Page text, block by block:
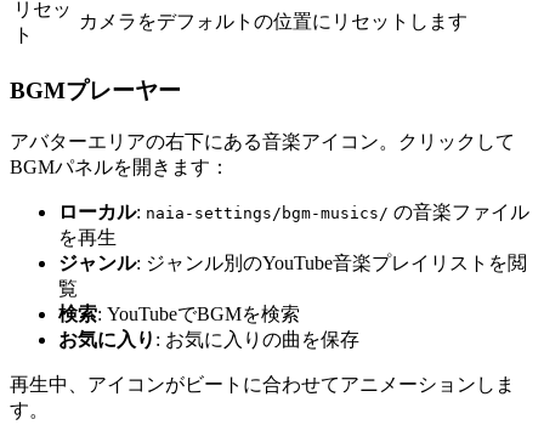
リセッ
ト
カメラをデフォルトの位置にリセットします
BGMプレーヤー
アバターエリアの右下にある音楽アイコン。クリックして
BGMパネルを開きます：
ローカル: naia-settings/bgm-musics/ の音楽ファイル
を再生
ジャンル: ジャンル別のYouTube音楽プレイリストを閲
覧
検索: YouTubeでBGMを検索
お気に入り : お気に入りの曲を保存
再生中、アイコンがビートに合わせてアニメーションしま
す。